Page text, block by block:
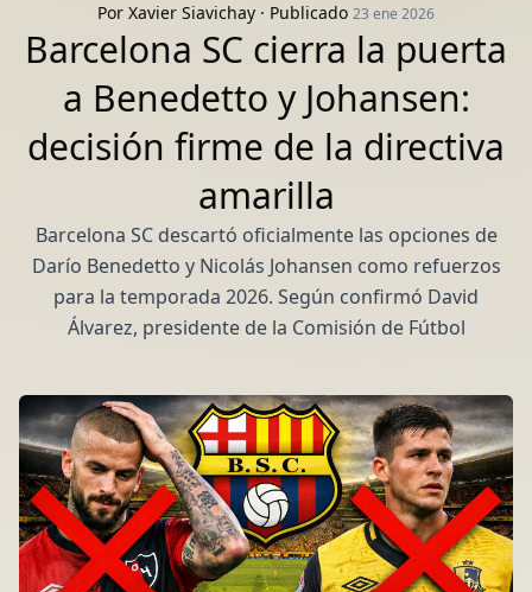
Por Xavier Siavichay · Publicado 23 ene 2026
Barcelona SC cierra la puerta
a Benedetto y Johansen:
decisión firme de la directiva
amarilla
Barcelona SC descartó oficialmente las opciones de
Darío Benedetto y Nicolás Johansen como refuerzos
para la temporada 2026. Según confirmó David
Álvarez, presidente de la Comisión de Fútbol